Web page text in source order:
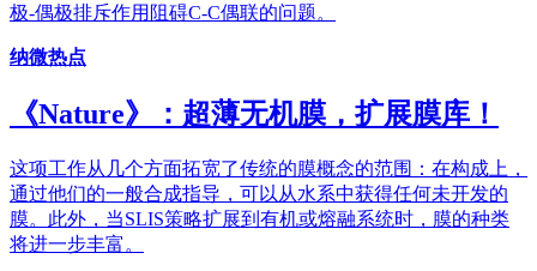
极-偶极排斥作用阻碍C-C偶联的问题。
纳微热点
《Nature》：超薄无机膜，扩展膜库！
这项工作从几个方面拓宽了传统的膜概念的范围：在构成上，
通过他们的一般合成指导，可以从水系中获得任何未开发的
膜。此外，当SLIS策略扩展到有机或熔融系统时，膜的种类
将进一步丰富。